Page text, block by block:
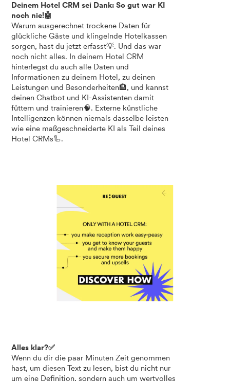
Deinem Hotel CRM sei Dank: So gut war KI
noch nie!🤖
Warum ausgerechnet trockene Daten für
glückliche Gäste und klingelnde Hotelkassen
sorgen, hast du jetzt erfasst💡. Und das war
noch nicht alles. In deinem Hotel CRM
hinterlegst du auch alle Daten und
Informationen zu deinem Hotel, zu deinen
Leistungen und Besonderheiten🏨, und kannst
deinen Chatbot und KI-Assistenten damit
füttern und trainieren🧠. Externe künstliche
Intelligenzen können niemals dasselbe leisten
wie eine maßgeschneiderte KI als Teil deines
Hotel CRMs🦾.
Alles klar?✅
Wenn du dir die paar Minuten Zeit genommen
hast, um diesen Text zu lesen, bist du nicht nur
um eine Definition, sondern auch um wertvolles